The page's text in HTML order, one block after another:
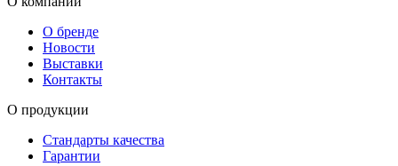
О бренде
Новости
Выставки
Контакты
О продукции
Стандарты качества
Гарантии